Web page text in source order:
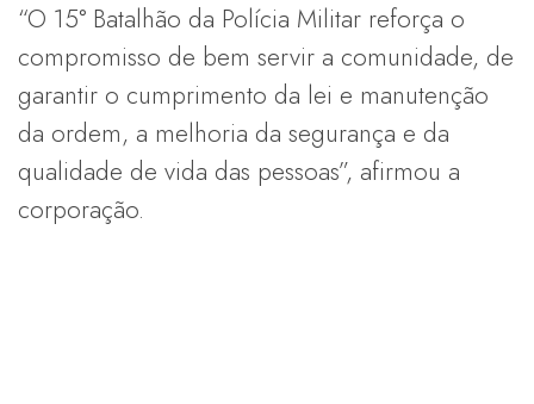
“O 15° Batalhão da Polícia Militar reforça o
compromisso de bem servir a comunidade, de
garantir o cumprimento da lei e manutenção
da ordem, a melhoria da segurança e da
qualidade de vida das pessoas”, afirmou a
corporação.